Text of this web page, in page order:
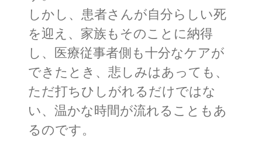
しかし、患者さんが自分らしい死
を迎え、家族もそのことに納得
し、医療従事者側も十分なケアが
できたとき、悲しみはあっても、
ただ打ちひしがれるだけではな
い、温かな時間が流れることもあ
るのです。